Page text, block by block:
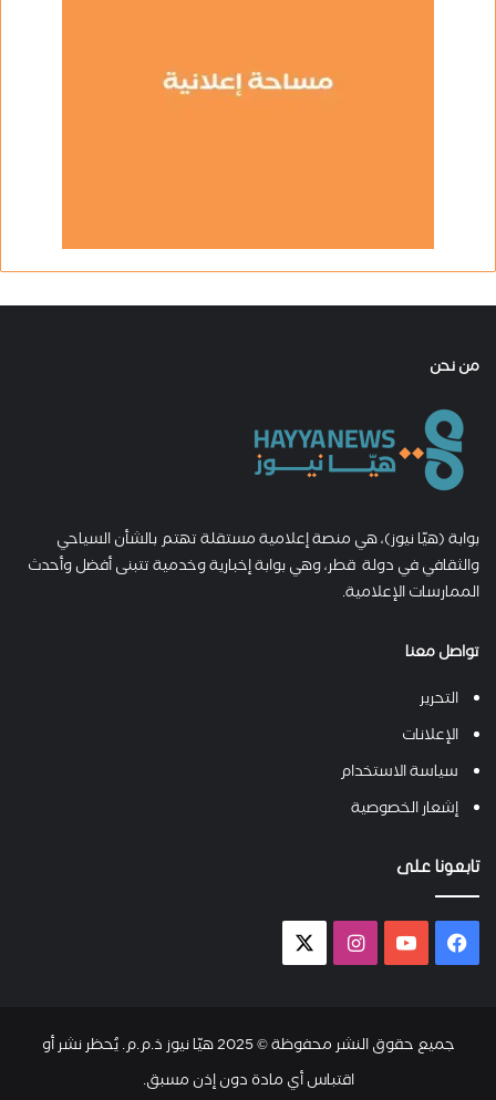
من نحن
بوابة (هيّا نيوز)، هي منصة إعلامية مستقلة تهتم بالشأن السياحي
والثقافي في دولة قطر، وهي بوابة إخبارية وخدمية تتبنى أفضل وأحدث
الممارسات الإعلامية.
تواصل معنا
التحرير
الإعلانات
سياسة الاستخدام
إشعار الخصوصية
تابعونا على
فيسبوك يوتيوب انستقرام
جميع حقوق النشر محفوظة © 2025 هيّا نيوز ذ.م.م. يُحظر نشر أو
اقتباس أي مادة دون إذن مسبق.